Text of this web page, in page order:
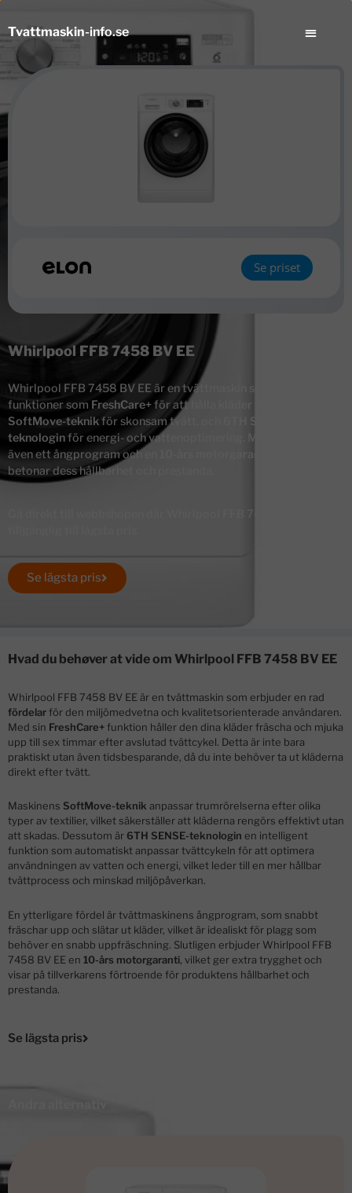
Tvattmaskin-info.se
Whirlpool FFB 7458 BV EE
Whirlpool FFB 7458 BV EE är en tvättmaskin som erbjuder
funktioner som FreshCare+för att hålla kläder fräscha,
SoftMove-teknikför skonsam tvätt, och
6TH SENSE-
teknologinför energi- och vattenoptimering. Maskinen har
även ett ångprogram och en
10-års motorgaranti
betonar dess hållbarhet och prestanda.
Se lägsta pris
Se priset
Hvad du behøver at vide om Whirlpool FFB 7458 BV EE
Whirlpool FFB 7458 BV EE är en tvättmaskin som erbjuder en rad
fördelarför den miljömedvetna och kvalitetsorienterade användaren.
Med sin FreshCare+funktion håller den dina kläder fräscha och mjuka
upp till sex timmar efter avslutad tvättcykel. Detta är inte bara
praktiskt utan även tidsbesparande, då du inte behöver ta ut kläderna
direkt efter tvätt.
Maskinens SoftMove-teknik anpassar trumrörelserna efter olika
typer av textilier, vilket säkerställer att kläderna rengörs effektivt utan
att skadas. Dessutom är 6TH SENSE-teknologin en intelligent
funktion som automatiskt anpassar tvättcykeln för att optimera
användningen av vatten och energi, vilket leder till en mer hållbar
tvättprocess och minskad miljöpåverkan.
En ytterligare fördel är tvättmaskinens ångprogram, som snabbt
fräschar upp och slätar ut kläder, vilket är idealiskt för plagg som
behöver en snabb uppfräschning. Slutligen erbjuder Whirlpool FFB
7458 BV EE en 10-års motorgaranti, vilket ger extra trygghet och
visar på tillverkarens förtroende för produktens hållbarhet och
prestanda.
Se lägsta pris